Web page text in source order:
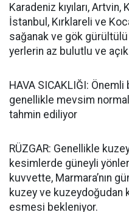
Karadeniz kıyıları,
İstanbul, Kırklareli ve
sağanak ve gök gürültülü
yerlerin az bulutlu ve
HAVA SICAKLIĞI:
genellikle mevsim
tahmin ediliyor
RÜZGAR: Genellikle
kesimlerde güneyli
kuvvette, Marmara’nın
kuzey ve
esmesi bekleniyor.